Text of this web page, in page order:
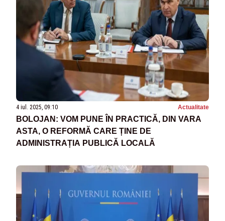
4 iul. 2025, 09:10 Actualitate
BOLOJAN: VOM PUNE ÎN PRACTICĂ, DIN VARA
ASTA, O REFORMĂ CARE ȚINE DE
ADMINISTRAȚIA PUBLICĂ LOCALĂ